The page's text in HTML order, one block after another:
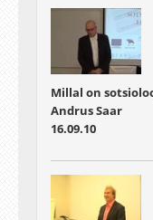
Millal on
Andrus Saar
16.09.10